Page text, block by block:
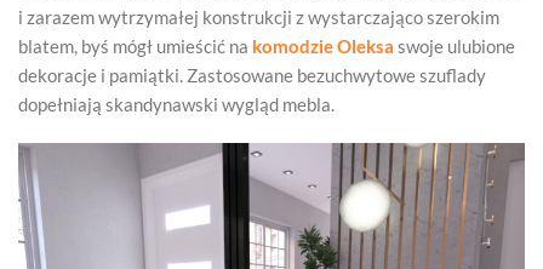
i zarazem wytrzymałej konstrukcji z wystarczająco szerokim
blatem, byś mógł umieścić na komodzie Oleksa swoje ulubione
dekoracje i pamiątki. Zastosowane bezuchwytowe szuflady
dopełniają skandynawski wygląd mebla.